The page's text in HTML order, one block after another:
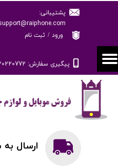
پشتیبانی:
پیگیری سفارش: 09120220772
ورود / ثبت نام
حساب کاربری من
تغییر گذر واژه
سفارشات
خروج از حساب کاربری
ارسال به